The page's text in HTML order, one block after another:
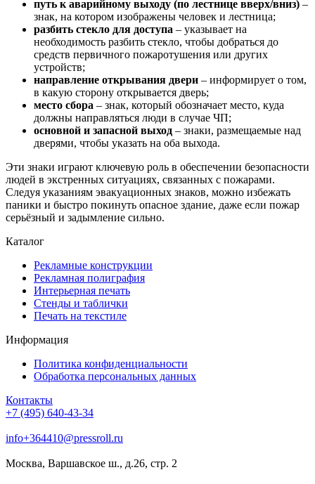
путь к аварийному выходу (по лестнице вверх/вниз) –
знак, на котором изображены человек и лестница;
разбить стекло для доступа – указывает на
необходимость разбить стекло, чтобы добраться до
средств первичного пожаротушения или других
устройств;
направление открывания двери – информирует о том,
в какую сторону открывается дверь;
место сбора – знак, который обозначает место, куда
должны направляться люди в случае ЧП;
основной и запасной выход – знаки, размещаемые над
дверями, чтобы указать на оба выхода.
Эти знаки играют ключевую роль в обеспечении безопасности
людей в экстренных ситуациях, связанных с пожарами.
Следуя указаниям эвакуационных знаков, можно избежать
паники и быстро покинуть опасное здание, даже если пожар
серьёзный и задымление сильно.
Каталог
Рекламные конструкции
Рекламная полиграфия
Интерьерная печать
Стенды и таблички
Печать на текстиле
Информация
Политика конфиденциальности
Обработка персональных данных
Контакты
+7 (495) 640-43-34
info+364410@pressroll.ru
Москва, Варшавское ш., д.26, стр. 2